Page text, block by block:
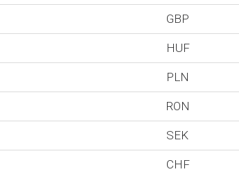
GBP
HUF
PLN
RON
SEK
CHF